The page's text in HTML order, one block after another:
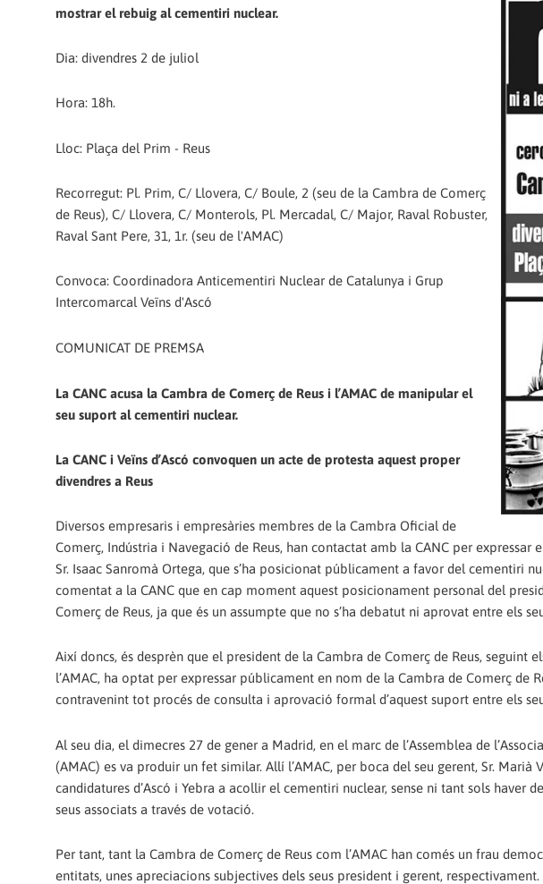
mostrar el rebuig al cementiri nuclear.
Dia: divendres 2 de juliol
Hora: 18h.
Lloc: Plaça del Prim - Reus
Recorregut: Pl. Prim, C/ Llovera, C/ Boule, 2 (seu de la Cambra de Comerç
de Reus), C/ Llovera, C/ Monterols, Pl. Mercadal, C/ Major, Raval Robuster,
Raval Sant Pere, 31, 1r. (seu de l'AMAC)
Convoca: Coordinadora Anticementiri Nuclear de Catalunya i Grup
Intercomarcal Veïns d'Ascó
COMUNICAT DE PREMSA
La CANC acusa la Cambra de Comerç de Reus i l’AMAC de manipular el
seu suport al cementiri nuclear.
La CANC i Veïns d’Ascó convoquen un acte de protesta aquest proper
divendres a Reus
Diversos empresaris i empresàries membres de la Cambra Oficial de
Comerç, Indústria i Navegació de Reus, han contactat amb la CANC per expressar
Sr. Isaac Sanromà Ortega, que s’ha posicionat públicament a favor del cementiri
comentat a la CANC que en cap moment aquest posicionament personal del
Comerç de Reus, ja que és un assumpte que no s’ha debatut ni aprovat entre els
Així doncs, és desprèn que el president de la Cambra de Comerç de Reus, seguint
l’AMAC, ha optat per expressar públicament en nom de la Cambra de Comerç de
contravenint tot procés de consulta i aprovació formal d’aquest suport entre els
Al seu dia, el dimecres 27 de gener a Madrid, en el marc de l’Assemblea de
(AMAC) es va produir un fet similar. Allí l’AMAC, per boca del seu gerent, Sr. Marià
candidatures d’Ascó i Yebra a acollir el cementiri nuclear, sense ni tant sols haver
seus associats a través de votació.
Per tant, tant la Cambra de Comerç de Reus com l’AMAC han comés un frau
entitats, unes apreciacions subjectives dels seus president i gerent, respectivament.